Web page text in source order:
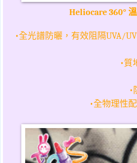
Heliocare 360°
•全光譜防曬，有效阻隔UVA/
•質
•
•全物理性